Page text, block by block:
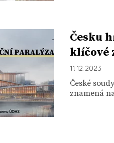
Česku
klíčové
11. 12. 2023
České
znamená